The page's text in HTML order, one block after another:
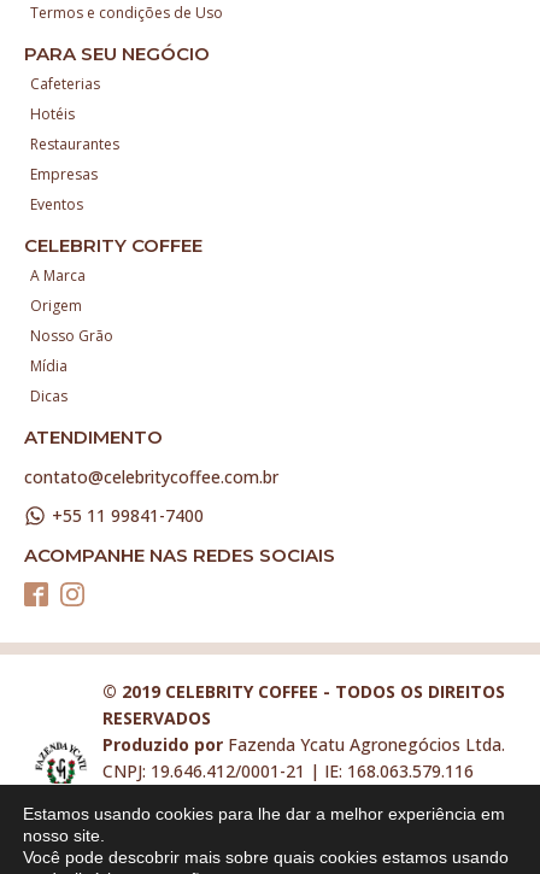
Termos e condições de Uso
PARA SEU NEGÓCIO
Cafeterias
Hotéis
Restaurantes
Empresas
Eventos
CELEBRITY COFFEE
A Marca
Origem
Nosso Grão
Mídia
Dicas
ATENDIMENTO
contato@celebritycoffee.com.br
+55 11 99841-7400
ACOMPANHE NAS REDES SOCIAIS
© 2019 CELEBRITY COFFEE - TODOS OS DIREITOS
RESERVADOS
Produzido por Fazenda Ycatu Agronegócios Ltda.
CNPJ: 19.646.412/0001-21 | IE: 168.063.579.116
Faça parte da nossa equipe:
rh@fazendaycatu.com.br
Estamos usando cookies para lhe dar a melhor experiência em
nosso site.
Você pode descobrir mais sobre quais cookies estamos usando